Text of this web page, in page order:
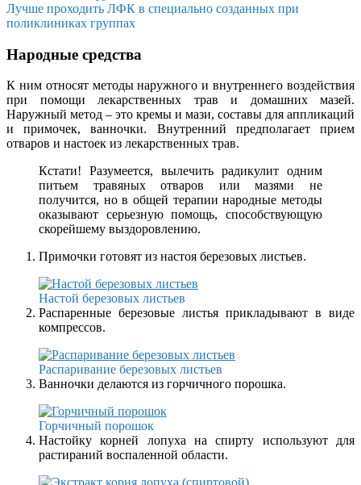
Лучше проходить ЛФК в специально созданных при
поликлиниках группах
Народные средства
К ним относят методы наружного и внутреннего воздействия
при помощи лекарственных трав и домашних мазей.
Наружный метод – это кремы и мази, составы для аппликаций
и примочек, ванночки. Внутренний предполагает прием
отваров и настоек из лекарственных трав.
Кстати! Разумеется, вылечить радикулит одним
питьем травяных отваров или мазями не
получится, но в общей терапии народные методы
оказывают серьезную помощь, способствующую
скорейшему выздоровлению.
Примочки готовят из настоя березовых листьев.
Настой березовых листьев
Распаренные березовые листья прикладывают в виде
компрессов.
Распаривание березовых листьев
Ванночки делаются из горчичного порошка.
Горчичный порошок
Настойку корней лопуха на спирту используют для
растираний воспаленной области.